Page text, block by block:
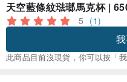
天空藍條紋琺瑯馬克杯 |
5 (1)
此商品目前沒現貨，你可以按「